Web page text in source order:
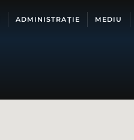
ADMINISTRAȚIE MEDIU